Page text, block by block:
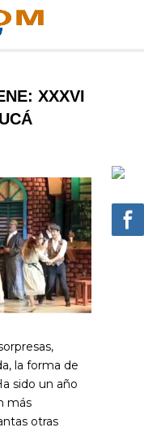
XXXVI
la forma de
sido un año
más
otras